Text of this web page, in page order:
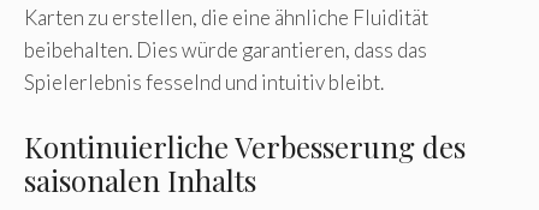
Karten zu erstellen, die eine ähnliche Fluidität
beibehalten. Dies würde garantieren, dass das
Spielerlebnis fesselnd und intuitiv bleibt.
Kontinuierliche Verbesserung des
saisonalen Inhalts